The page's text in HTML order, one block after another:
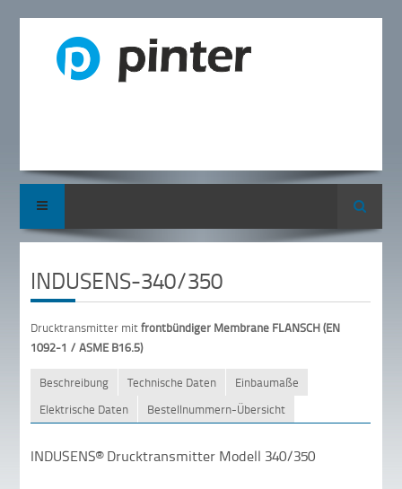
Suche
INDUSENS-340/350
Drucktransmitter mitfrontbündiger Membrane FLANSCH (EN
1092-1 / ASME B16.5)
Beschreibung Technische Daten
Einbaumaße
Elektrische Daten
Bestellnummern-Übersicht
INDUSENS® Drucktransmitter Modell 340/350